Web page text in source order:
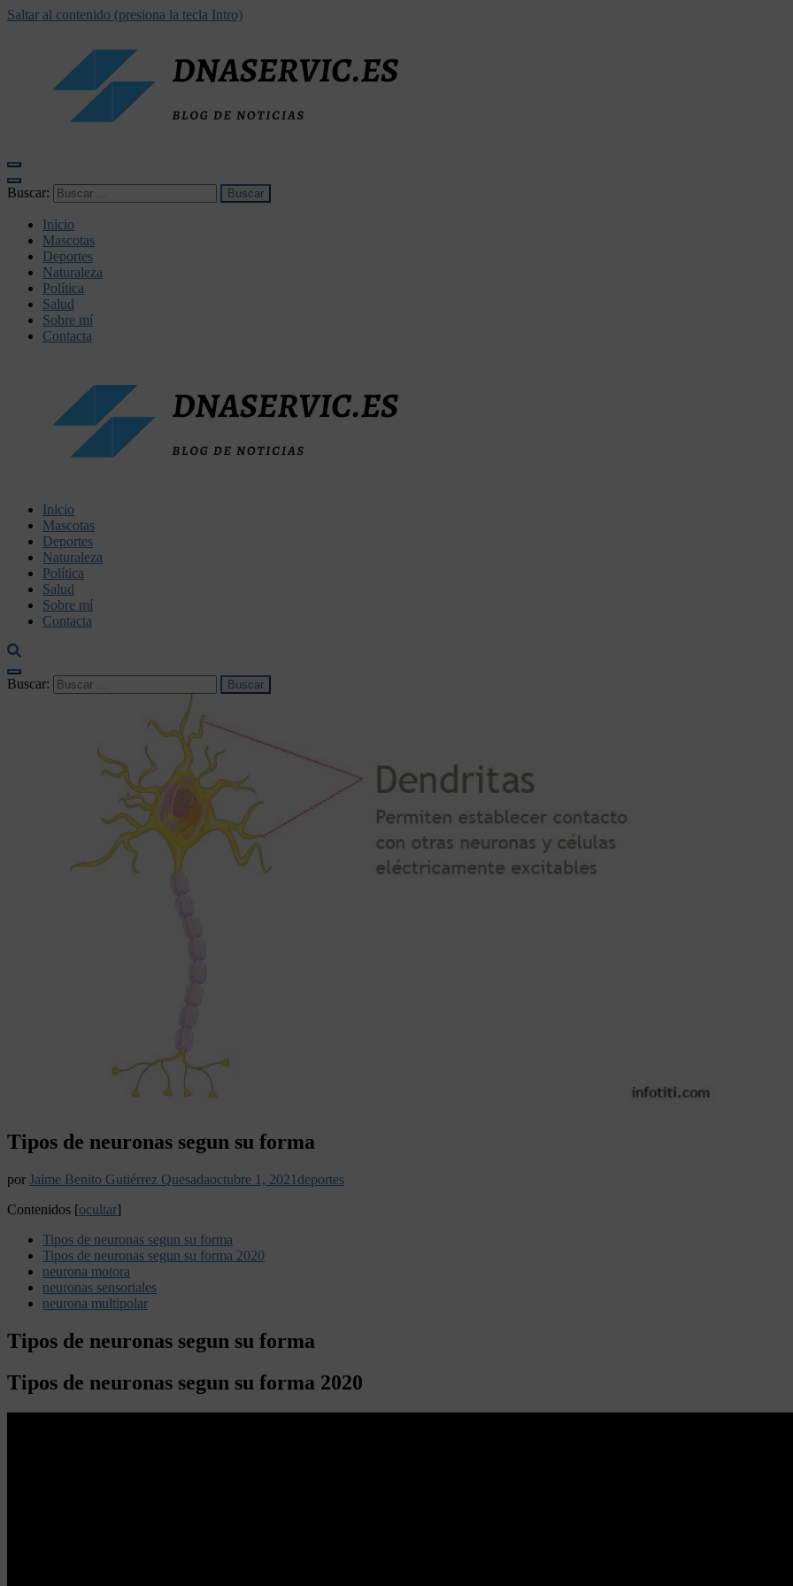
Saltar al contenido (presiona la tecla Intro)
Buscar:
Inicio
Mascotas
Deportes
Naturaleza
Política
Salud
Sobre mí
Contacta
dnaservic.es
Inicio
Mascotas
Deportes
Naturaleza
Política
Salud
Sobre mí
Contacta
Buscar:
Tipos de neuronas segun su forma
por Jaime Benito Gutiérrez Quesadaoctubre 1, 2021 deportes
Contenidos [ocultar]
Tipos de neuronas segun su forma
Tipos de neuronas segun su forma 2020
neurona motora
neuronas sensoriales
neurona multipolar
Tipos de neuronas segun su forma
Tipos de neuronas segun su forma 2020